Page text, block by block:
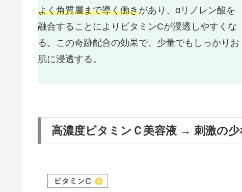
よく角質層まで導く働きがあり、αリノレン酸を
融合することによりビタミンCが浸透しやすくな
る。この奇跡配合の効果で、少量でもしっかりお
肌に浸透する。
高濃度ビタミンＣ美容液 → 刺激の